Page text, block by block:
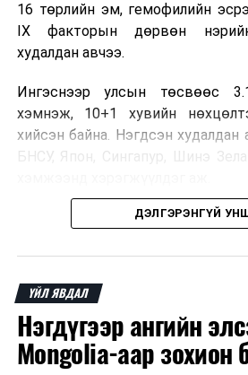
16 төрлийн эм, гемофилийн
IX факторын дөрвөн нэрийн
худалдан авчээ.
Ингэснээр улсын төсвөөс
хэмнэж, 10+1 хувийн
хийсэн байна. Нэгдсэн худалдан
БНСУ, Япон, Сингапур, Шинэ
Нэг эх үүсвэрээс худалдан авах
бууруулах, ДЭМБ-ын хатуу
үйлдвэрээс эмийг боломжийн
ховорддог эмийн хангамжийг
давуу талтай.
Мөн чанаргүй болон хуурамч
ДЭЛГЭРЭНГҮЙ
ҮЙЛ ЯВДАЛ
Нэгдүгээр ангийн
Mongolia-аар зохион